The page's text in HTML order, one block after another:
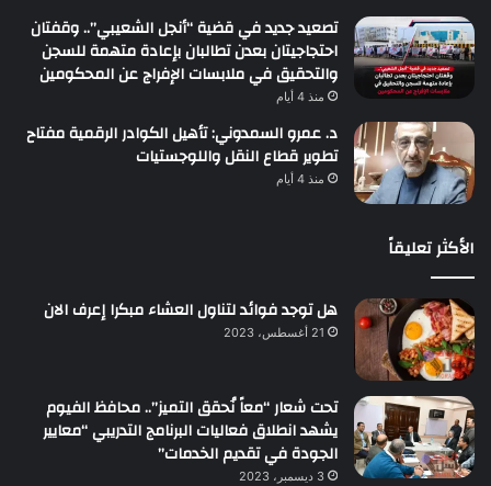
تصعيد جديد في قضية “أنجل الشعيبي”.. وقفتان
احتجاجيتان بعدن تطالبان بإعادة متهمة للسجن
والتحقيق في ملابسات الإفراج عن المحكومين
منذ 4 أيام
د. عمرو السمدوني: تأهيل الكوادر الرقمية مفتاح
تطوير قطاع النقل واللوجستيات
منذ 4 أيام
الأكثر تعليقاً
هل توجد فوائد لتناول العشاء مبكرا إعرف الان
21 أغسطس، 2023
تحت شعار “معاً نُحقق التميز”.. محافظ الفيوم
يشهد انطلاق فعاليات البرنامج التدريبي “معايير
الجودة في تقديم الخدمات”
3 ديسمبر، 2023